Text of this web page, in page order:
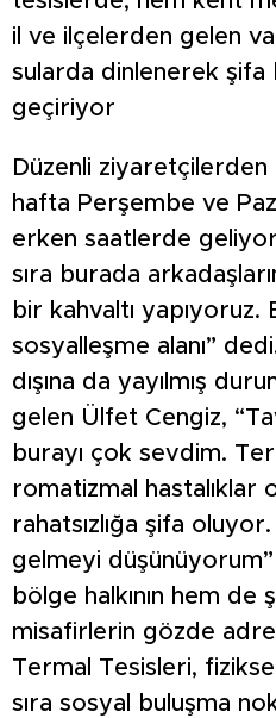
il ve ilçelerden gelen
sularda dinlenerek
geçiriyor
Düzenli ziyaretçilerden
hafta Perşembe ve
erken saatlerde
sıra burada
bir kahvaltı yapıyoruz.
sosyalleşme alanı”
dışına da yayılmış
gelen Ülfet Cengiz,
burayı çok sevdim.
romatizmal hastalıklar
rahatsızlığa şifa
gelmeyi
bölge halkının hem de
misafirlerin gözde
Termal Tesisleri,
sıra sosyal buluşma